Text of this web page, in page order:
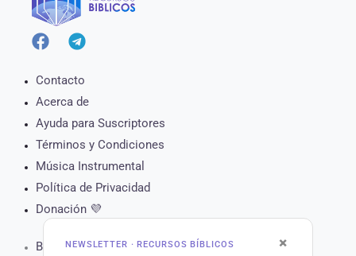
×
NEWSLETTER · RECURSOS BÍBLICOS
Contacto
Acerca de
Ayuda para Suscriptores
Términos y Condiciones
Música Instrumental
Política de Privacidad
Donación 💜
Biblia Online